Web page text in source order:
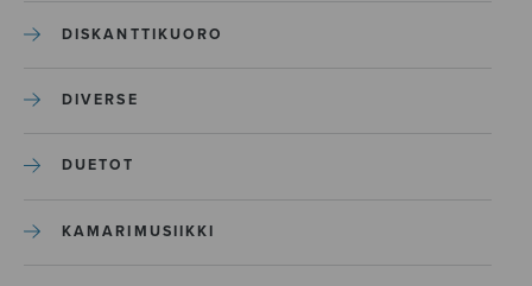
DISKANTTIKUORO
DIVERSE
DUETOT
KAMARIMUSIIKKI